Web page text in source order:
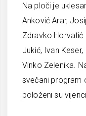
Na ploči je
Anković Arar,
Zdravko Horvatić
Jukić, Ivan
Vinko Zelenika.
svečani program
položeni su